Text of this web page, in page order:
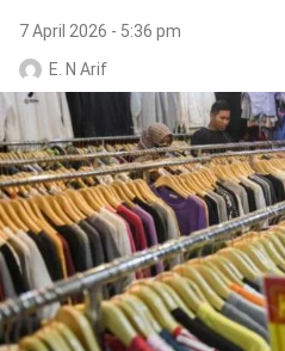
7 April 2026 - 5:36 pm
E. N Arif